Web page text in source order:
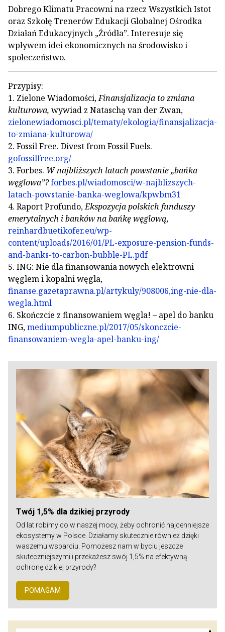
Dobrego Klimatu Pracowni na rzecz Wszystkich Istot
oraz Szkołę Trenerów Edukacji Globalnej Ośrodka
Działań Edukacyjnych „Źródła”. Interesuje się
wpływem idei ekonomicznych na środowisko i
społeczeństwo.
Przypisy:
1. Zielone Wiadomości,Finansjalizacja to zmiana
kulturowa, wywiad z Nataschą van der Zwan,
zielonewiadomosci.pl/tematy/ekologia/finansjalizacja-
to-zmiana-kulturowa/
2. Fossil Free. Divest from Fossil Fuels.
gofossilfree.org/
3. Forbes. W najbliższych latach powstanie „bańka
węglowa”?forbes.pl/wiadomosci/w-najblizszych-
latach-powstanie-banka-weglowa/kpwbm31
4. Raport Profundo,Ekspozycja polskich funduszy
emerytalnych i banków na bańkę węglową,
reinhardbuetikofer.eu/wp-
content/uploads/2016/01/PL-exposure-pension-funds-
and-banks-to-carbon-bubble-PL.pdf
5. ING: Nie dla finansowania nowych elektrowni
węglem i kopalni węgla,
finanse.gazetaprawna.pl/artykuly/908006,ing-nie-dla-
wegla.html
6. Skończcie z finansowaniem węgla! – apel do banku
ING,mediumpubliczne.pl/2017/05/skonczcie-
finansowaniem-wegla-apel-banku-ing/
Twój 1,5% dla dzikiej przyrody
Od lat robimy co w naszej mocy, żeby ochronić najcenniejsze
ekosystemy w Polsce. Działamy skutecznie również dzięki
waszemu wsparciu. Pomożesz nam w byciu jeszcze
skuteczniejszymi i przekażesz swój 1,5% na efektywną
ochronę dzikiej przyrody?
POMAGAM